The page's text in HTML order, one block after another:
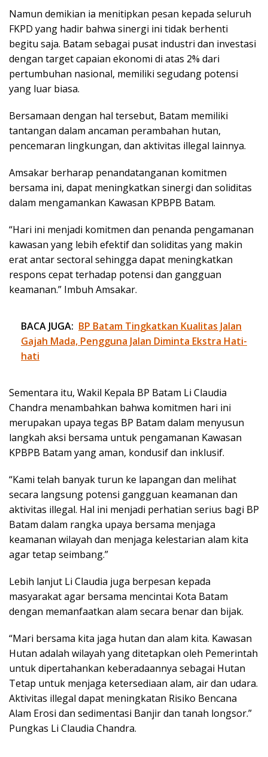
Namun demikian ia menitipkan pesan kepada seluruh
FKPD yang hadir bahwa sinergi ini tidak berhenti
begitu saja. Batam sebagai pusat industri dan investasi
dengan target capaian ekonomi di atas 2% dari
pertumbuhan nasional, memiliki segudang potensi
yang luar biasa.
Bersamaan dengan hal tersebut, Batam memiliki
tantangan dalam ancaman perambahan hutan,
pencemaran lingkungan, dan aktivitas illegal lainnya.
Amsakar berharap penandatanganan komitmen
bersama ini, dapat meningkatkan sinergi dan soliditas
dalam mengamankan Kawasan KPBPB Batam.
“Hari ini menjadi komitmen dan penanda pengamanan
kawasan yang lebih efektif dan soliditas yang makin
erat antar sectoral sehingga dapat meningkatkan
respons cepat terhadap potensi dan gangguan
keamanan.” Imbuh Amsakar.
BACA JUGA: BP Batam Tingkatkan Kualitas Jalan
Gajah Mada, Pengguna Jalan Diminta Ekstra Hati-
hati
Sementara itu, Wakil Kepala BP Batam Li Claudia
Chandra menambahkan bahwa komitmen hari ini
merupakan upaya tegas BP Batam dalam menyusun
langkah aksi bersama untuk pengamanan Kawasan
KPBPB Batam yang aman, kondusif dan inklusif.
“Kami telah banyak turun ke lapangan dan melihat
secara langsung potensi gangguan keamanan dan
aktivitas illegal. Hal ini menjadi perhatian serius bagi BP
Batam dalam rangka upaya bersama menjaga
keamanan wilayah dan menjaga kelestarian alam kita
agar tetap seimbang.”
Lebih lanjut Li Claudia juga berpesan kepada
masyarakat agar bersama mencintai Kota Batam
dengan memanfaatkan alam secara benar dan bijak.
“Mari bersama kita jaga hutan dan alam kita. Kawasan
Hutan adalah wilayah yang ditetapkan oleh Pemerintah
untuk dipertahankan keberadaannya sebagai Hutan
Tetap untuk menjaga ketersediaan alam, air dan udara.
Aktivitas illegal dapat meningkatan Risiko Bencana
Alam Erosi dan sedimentasi Banjir dan tanah longsor.”
Pungkas Li Claudia Chandra.